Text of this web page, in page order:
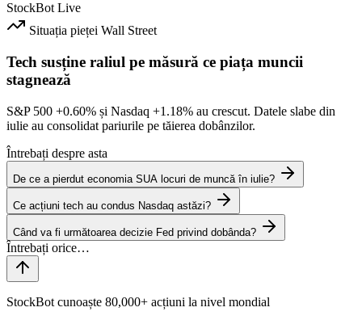
StockBot Live
Situația pieței Wall Street
Tech susține raliul pe măsură ce piața muncii
stagnează
S&P 500 +0.60% și Nasdaq +1.18% au crescut. Datele slabe din
iulie au consolidat pariurile pe tăierea dobânzilor.
Întrebați despre asta
De ce a pierdut economia SUA locuri de muncă în iulie?
Ce acțiuni tech au condus Nasdaq astăzi?
Când va fi următoarea decizie Fed privind dobânda?
StockBot cunoaște 80,000+ acțiuni la nivel mondial